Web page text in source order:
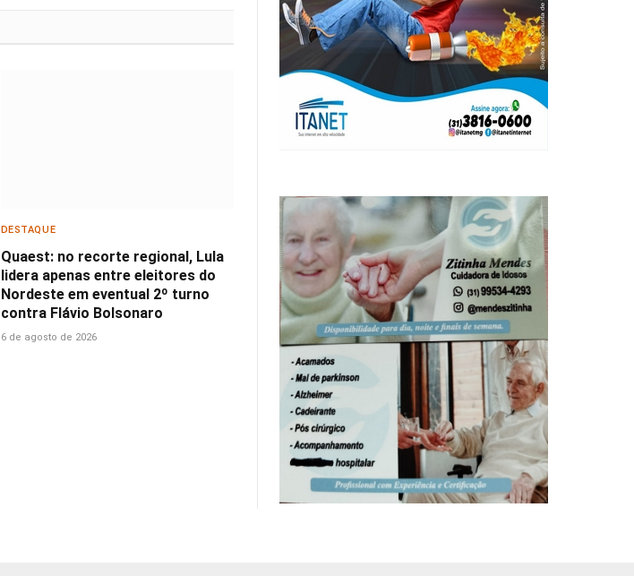
DESTAQUE
Quaest: no recorte regional, Lula
lidera apenas entre eleitores do
Nordeste em eventual 2º turno
contra Flávio Bolsonaro
6 de agosto de 2026